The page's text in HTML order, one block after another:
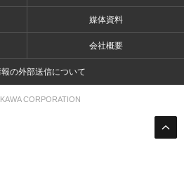
媒体資料
会社概要
の外部送信について
CORPORATION